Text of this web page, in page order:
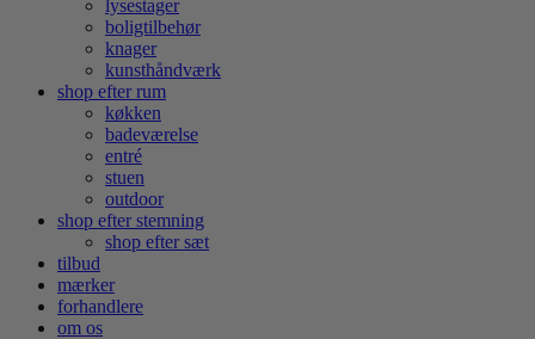
lysestager
boligtilbehør
knager
kunsthåndværk
shop efter rum
køkken
badeværelse
entré
stuen
outdoor
shop efter stemning
shop efter sæt
tilbud
mærker
forhandlere
om os